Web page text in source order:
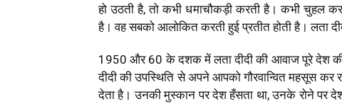
हो उठती है, तो कभी धमाचौकड़ी करती है। कभी चुहल
है। वह सबको आलोकित करती हुई प्रतीत होती है। लता
1950 और 60 के दशक में लता दीदी की आवाज पूरे देश
दीदी की उपस्थिति से अपने आपको गौरवान्वित महसूस कर
देता है। उनकी मुस्कान पर देश हँसता था, उनके रोने पर